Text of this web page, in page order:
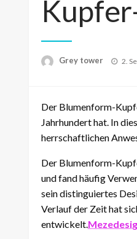
Grey tower 2.
Der Blumenform-
Jahrhundert hat. In
herrschaftlichen
Der Blumenform-
und fand häufig
sein distinguiertes
Verlauf der Zeit hat
entwickelt.